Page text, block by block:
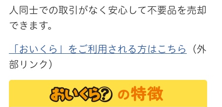
人同士での取引がなく安心して不要品を売却
できます。
「おいくら」をご利用される方はこちら （外
部リンク）